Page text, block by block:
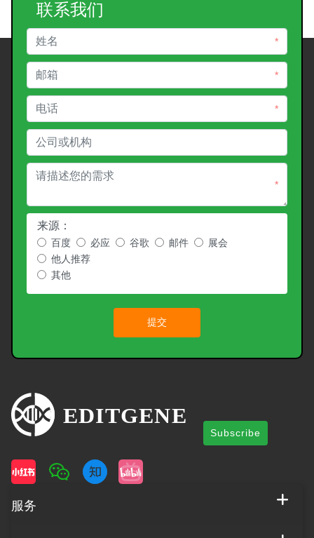
联系我们
*
*
*
*
来源：
百度 必应 谷歌 邮件
展会
他人推荐
其他
提交
Subscribe
服务